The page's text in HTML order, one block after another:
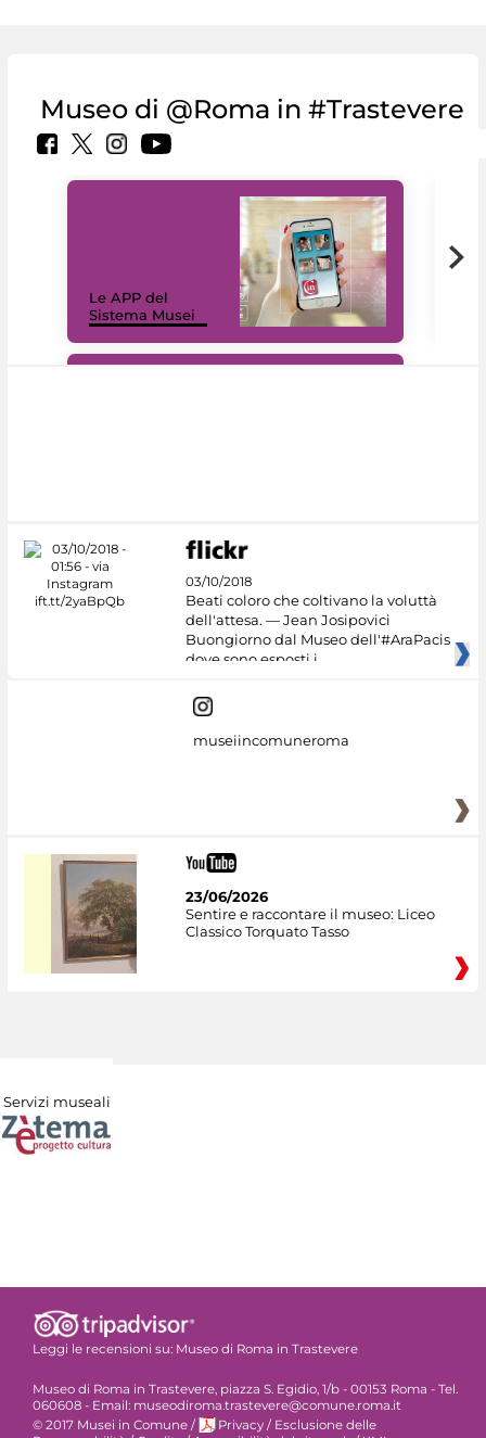
Museo di @Roma in #Trastevere
Le APP del
Sistema Musei
03/10/2018
Beati coloro che coltivano la voluttà
dell'attesa. — Jean Josipovici
Buongiorno dal Museo dell'#AraPacis
dove sono esposti i
museiincomuneroma
23/06/2026
Sentire e raccontare il museo: Liceo
Classico Torquato Tasso
Servizi museali
Leggi le recensioni su: Museo di Roma in Trastevere
Museo di Roma in Trastevere, piazza S. Egidio, 1/b - 00153 Roma - Tel.
060608 - Email: museodiroma.trastevere@comune.roma.it
© 2017 Musei in Comune / Privacy / Esclusione delle